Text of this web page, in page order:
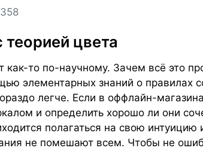
цвета
как-то по-научному. Зачем всё это
элементарных знаний о правилах
легче. Если в оффлайн-
и определить хорошо ли они
полагаться на свою
не помешают всем. Чтобы не